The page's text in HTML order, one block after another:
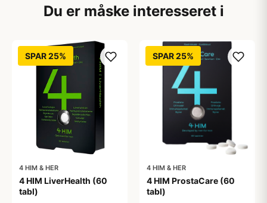
Du er måske interesseret i
SPAR 25%
4 HIM & HER
4 HIM LiverHealth (60
tabl)
SPAR 25%
4 HIM & HER
4 HIM ProstaCare (60
tabl)